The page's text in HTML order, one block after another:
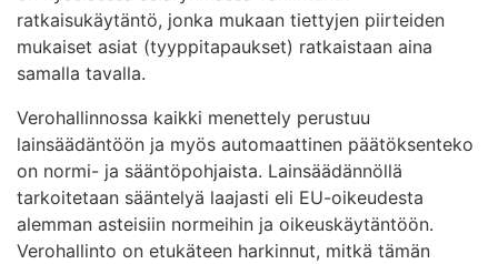
ratkaisukäytäntö, jonka mukaan tiettyjen piirteiden
mukaiset asiat (tyyppitapaukset) ratkaistaan aina
samalla tavalla.
Verohallinnossa kaikki menettely perustuu
lainsäädäntöön ja myös automaattinen päätöksenteko
on normi- ja sääntöpohjaista. Lainsäädännöllä
tarkoitetaan sääntelyä laajasti eli EU-oikeudesta
alemman asteisiin normeihin ja oikeuskäytäntöön.
Verohallinto on etukäteen harkinnut, mitkä tämän